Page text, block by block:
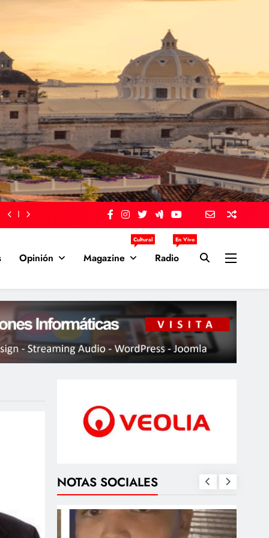
Opinión Magazine
Cultural
Radio
En Vivo
NOTAS SOCIALES